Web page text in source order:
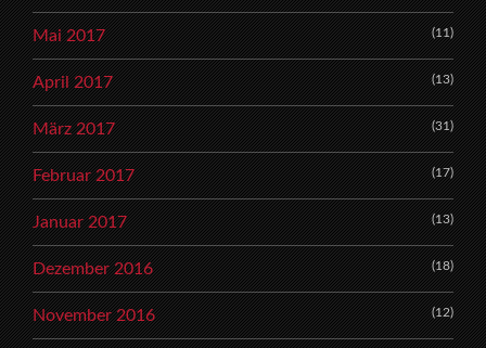
Mai 2017 (11)
April 2017 (13)
März 2017 (31)
Februar 2017 (17)
Januar 2017 (13)
Dezember 2016 (18)
November 2016 (12)